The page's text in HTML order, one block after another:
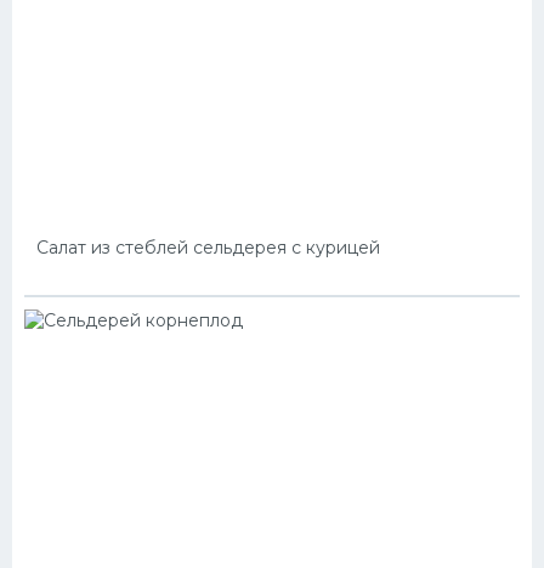
Салат из стеблей сельдерея с курицей